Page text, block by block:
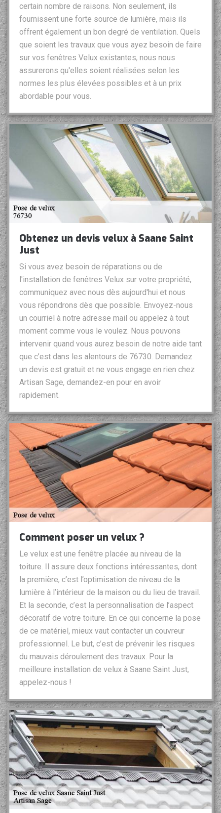
certain nombre de raisons. Non seulement, ils
fournissent une forte source de lumière, mais ils
offrent également un bon degré de ventilation. Quels
que soient les travaux que vous ayez besoin de faire
sur vos fenêtres Velux existantes, nous nous
assurerons qu'elles soient réalisées selon les
normes les plus élevées possibles et à un prix
abordable pour vous.
Obtenez un devis velux à Saane Saint
Just
Si vous avez besoin de réparations ou de
l'installation de fenêtres Velux sur votre propriété,
communiquez avec nous dès aujourd'hui et nous
vous répondrons dès que possible. Envoyez-nous
un courriel à notre adresse mail ou appelez à tout
moment comme vous le voulez. Nous pouvons
intervenir quand vous aurez besoin de notre aide tant
que c’est dans les alentours de 76730. Demandez
un devis est gratuit et ne vous engage en rien chez
Artisan Sage, demandez-en pour en avoir
rapidement.
Comment poser un velux ?
Le velux est une fenêtre placée au niveau de la
toiture. Il assure deux fonctions intéressantes, dont
la première, c’est l’optimisation de niveau de la
lumière à l’intérieur de la maison ou du lieu de travail.
Et la seconde, c’est la personnalisation de l’aspect
décoratif de votre toiture. En ce qui concerne la pose
de ce matériel, mieux vaut contacter un couvreur
professionnel. Le but, c’est de prévenir les risques
du mauvais déroulement des travaux. Pour la
meilleure installation de velux à Saane Saint Just,
appelez-nous !